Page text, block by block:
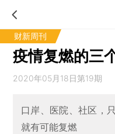
财新周刊
疫情复燃的三
2020年05月18日第19期
口岸、医院、社区，
就有可能复燃